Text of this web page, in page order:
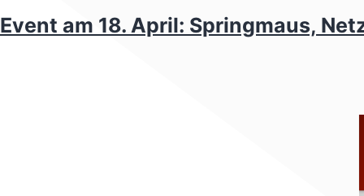
Event am 18. April: Springmaus,